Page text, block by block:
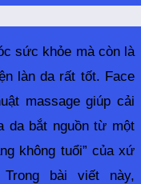
sức khỏe mà còn là
làn da rất tốt. Face
massage giúp cải
da bắt nguồn từ một
không tuổi” của xứ
bài viết này,